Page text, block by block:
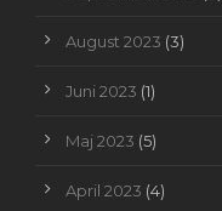
August 2023 (3)
Juni 2023 (1)
Maj 2023 (5)
April 2023 (4)